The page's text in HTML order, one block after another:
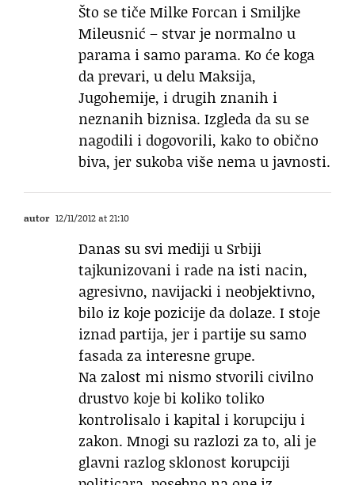
Što se tiče Milke Forcan i Smiljke
Mileusnić – stvar je normalno u
parama i samo parama. Ko će koga
da prevari, u delu Maksija,
Jugohemije, i drugih znanih i
neznanih biznisa. Izgleda da su se
nagodili i dogovorili, kako to obično
biva, jer sukoba više nema u javnosti.
autor 12/11/2012 at 21:10
Danas su svi mediji u Srbiji
tajkunizovani i rade na isti nacin,
agresivno, navijacki i neobjektivno,
bilo iz koje pozicije da dolaze. I stoje
iznad partija, jer i partije su samo
fasada za interesne grupe.
Na zalost mi nismo stvorili civilno
drustvo koje bi koliko toliko
kontrolisalo i kapital i korupciju i
zakon. Mnogi su razlozi za to, ali je
glavni razlog sklonost korupciji